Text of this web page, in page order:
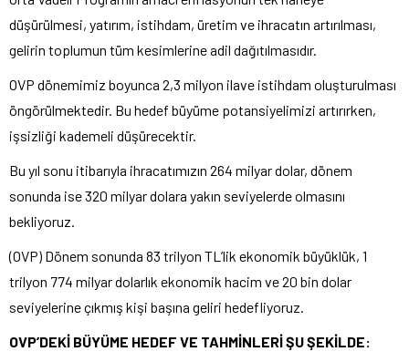
düşürülmesi, yatırım, istihdam, üretim ve ihracatın artırılması,
gelirin toplumun tüm kesimlerine adil dağıtılmasıdır.
OVP dönemimiz boyunca 2,3 milyon ilave istihdam oluşturulması
öngörülmektedir. Bu hedef büyüme potansiyelimizi artırırken,
işsizliği kademeli düşürecektir.
Bu yıl sonu itibarıyla ihracatımızın 264 milyar dolar, dönem
sonunda ise 320 milyar dolara yakın seviyelerde olmasını
bekliyoruz.
(OVP) Dönem sonunda 83 trilyon TL’lik ekonomik büyüklük, 1
trilyon 774 milyar dolarlık ekonomik hacim ve 20 bin dolar
seviyelerine çıkmış kişi başına geliri hedefliyoruz.
OVP’DEKİ BÜYÜME HEDEF VE TAHMİNLERİ ŞU ŞEKİLDE: